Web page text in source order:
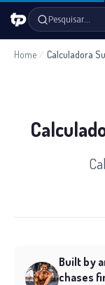
Pesquisar…
Home / Calculadora
Built by
chases